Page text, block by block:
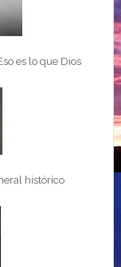
es lo que Dios
histórico